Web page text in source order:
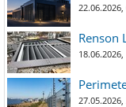
Renson